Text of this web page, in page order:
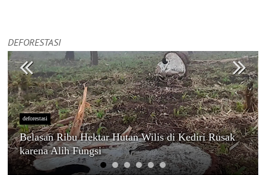
DEFORESTASI
deforestasi
Belasan Ribu Hektar Hutan Wilis di Kediri Rusak
karena Alih Fungsi